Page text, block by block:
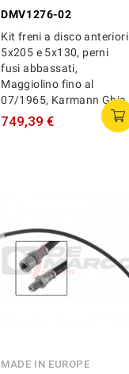
DMV1276-02
Kit freni a disco anteriori
5x205 e 5x130, perni
fusi abbassati,
Maggiolino fino al
07/1965, Karmann Ghia
749,39 €
MADE IN EUROPE